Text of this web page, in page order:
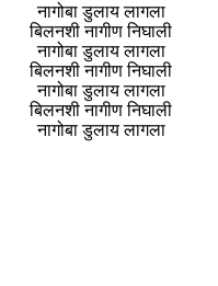
नागोबा डुलाय लागला
बिलनशी नागीण निघाली
नागोबा डुलाय लागला
बिलनशी नागीण निघाली
नागोबा डुलाय लागला
बिलनशी नागीण निघाली
नागोबा डुलाय लागला